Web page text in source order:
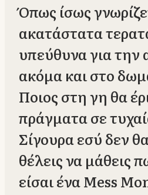
Όπως ίσως
ακατάστατα
υπεύθυνα για την
ακόμα και στο
Ποιος στη γη θα
πράγματα σε
Σίγουρα εσύ δεν
θέλεις να μάθεις
είσαι ένα Mess